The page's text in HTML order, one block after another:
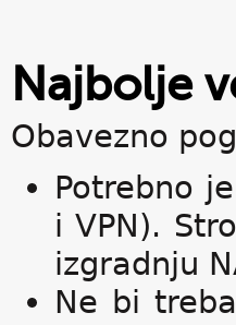
Najbolje
Obavezno
Potrebno
i VPN).
izgradnju
Ne bi